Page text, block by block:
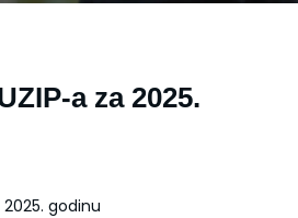
a za 2025.
2025. godinu